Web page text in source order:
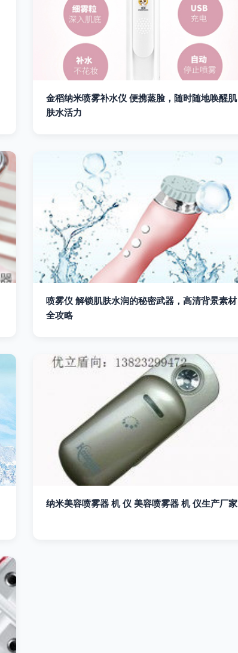
金稻纳米喷雾补水仪 便携蒸脸，随时随地唤醒肌
肤水活力
喷雾仪 解锁肌肤水润的秘密武器，高清背景素材
全攻略
纳米美容喷雾器 机 仪 美容喷雾器 机 仪生产厂家